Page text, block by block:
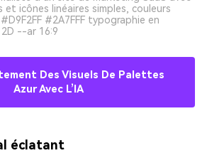
icônes linéaires simples, couleurs
#2A7FFF typographie en
--ar 16:9
Des Visuels De Palettes
Azur Avec L’IA
éclatant